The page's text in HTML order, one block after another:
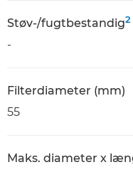
Støv-/fugtbestandig2
-
Filterdiameter (mm)
55
Maks. diameter x